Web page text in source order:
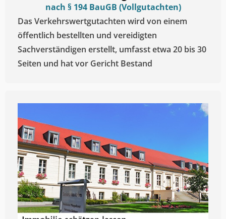
nach § 194 BauGB (Vollgutachten)
Das Verkehrswertgutachten wird von einem
öffentlich bestellten und vereidigten
Sachverständigen erstellt, umfasst etwa 20 bis 30
Seiten und hat vor Gericht Bestand